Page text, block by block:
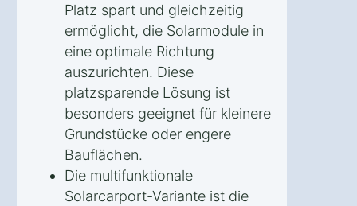
Platz spart und gleichzeitig
ermöglicht, die Solarmodule in
eine optimale Richtung
auszurichten. Diese
platzsparende Lösung ist
besonders geeignet für kleinere
Grundstücke oder engere
Bauflächen.
Die multifunktionale
Solarcarport-Variante ist die